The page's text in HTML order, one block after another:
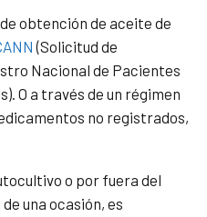
obtención de aceite de
(Solicitud de
Nacional de Pacientes
O a través de un régimen
no registrados,
o por fuera del
una ocasión, es